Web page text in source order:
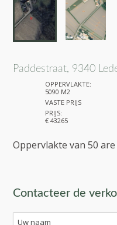
Paddestraat, 9340
OPPERVLAKTE:
5090 M2
VASTE PRIJS
PRIJS:
€ 43265
Oppervlakte van 50 are
Contacteer de